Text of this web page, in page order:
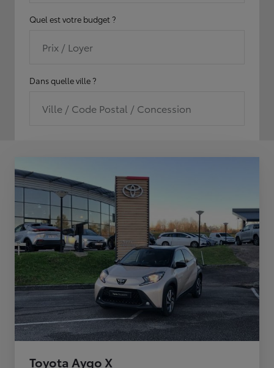
Quel est votre budget ?
Prix / Loyer
Dans quelle ville ?
Ville / Code Postal / Concession
Toyota Aygo X